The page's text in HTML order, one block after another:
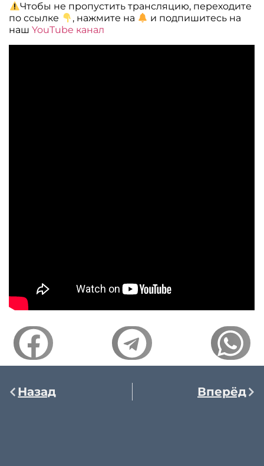
Чтобы не пропустить трансляцию, переходите
по ссылке
, нажмите на
и подпишитесь на
нашYouTube канал
Назад Вперёд